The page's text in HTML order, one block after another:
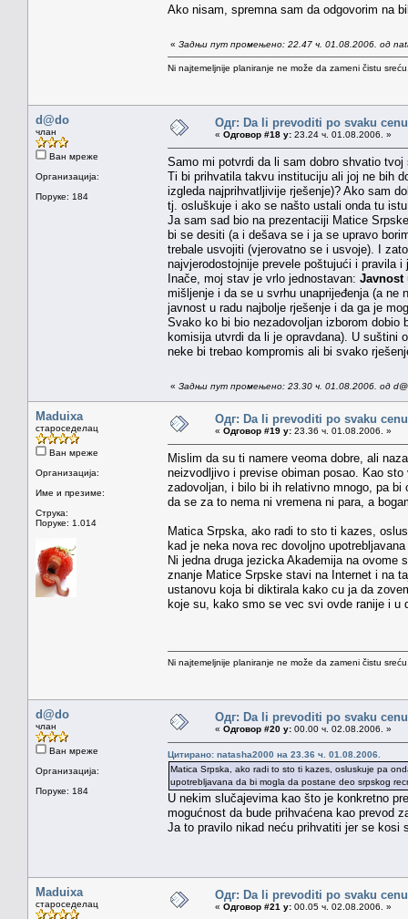
Ako nisam, spremna sam da odgovorim na
« Задњи пут промењено: 22.47 ч. 01.08.2006. од
Ni najtemeljnije planiranje ne može da zameni čistu
d@do
члан
Ван мреже
Организација:
Поруке: 184
Одг: Da li prevoditi po svaku
« Одговор #18 у: 23.24 ч. 01.08.2006. »
Samo mi potvrdi da li sam dobro shvatio tvoj
Ti bi prihvatila takvu instituciju ali joj ne bih
izgleda najprihvatljivije rješenje)? Ako sam
tj. osluškuje i ako se našto ustali onda tu
Ja sam sad bio na prezentaciji Matice
bi se desiti (a i dešava se i ja se upravo
trebale usvojiti (vjerovatno se i usvoje). I
najvjerodostojnije prevele poštujući i pravila i
Inače, moj stav je vrlo jednostavan: Javnost
mišljenje i da se u svrhu unaprijeđenja (a ne
javnost u radu najbolje rješenje i da ga je
Svako ko bi bio nezadovoljan izborom dobio
komisija utvrdi da li je opravdana). U suštini
neke bi trebao kompromis ali bi svako
« Задњи пут промењено: 23.30 ч. 01.08.2006. од
Maduixa
староседелац
Ван мреже
Организација:
Име и презиме:
Струка:
Поруке: 1.014
Одг: Da li prevoditi po svaku
« Одговор #19 у: 23.36 ч. 01.08.2006. »
Mislim da su ti namere veoma dobre, ali
neizvodljivo i previse obiman posao. Kao
zadovoljan, i bilo bi ih relativno mnogo, pa
da se za to nema ni vremena ni para, a
Matica Srpska, ako radi to sto ti kazes,
kad je neka nova rec dovoljno
Ni jedna druga jezicka Akademija na ovome
znanje Matice Srpske stavi na Internet i na
ustanovu koja bi diktirala kako cu ja da
koje su, kako smo se vec svi ovde ranije i u
Ni najtemeljnije planiranje ne može da zameni čistu
d@do
члан
Ван мреже
Организација:
Поруке: 184
Одг: Da li prevoditi po svaku
« Одговор #20 у: 00.00 ч. 02.08.2006. »
Цитирано: natasha2000 на 23.36 ч. 01.08.2006.
Matica Srpska, ako radi to sto ti kazes, osluskuje pa
upotrebljavana da bi mogla da postane deo srpskog
U nekim slučajevima kao što je konkretno
mogućnost da bude prihvaćena kao prevod
Ja to pravilo nikad neću prihvatiti jer se kosi
Maduixa
староседелац
Одг: Da li prevoditi po svaku
« Одговор #21 у: 00.05 ч. 02.08.2006. »